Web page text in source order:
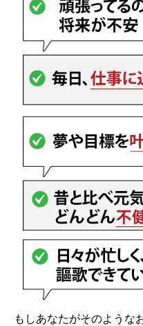
もしあなたがそのような